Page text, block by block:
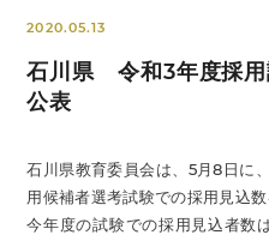
2020.05.13
石川県 令和3年度採用
公表
石川県教育委員会は、5月8日に
用候補者選考試験での採用見込数
今年度の試験での採用見込者数